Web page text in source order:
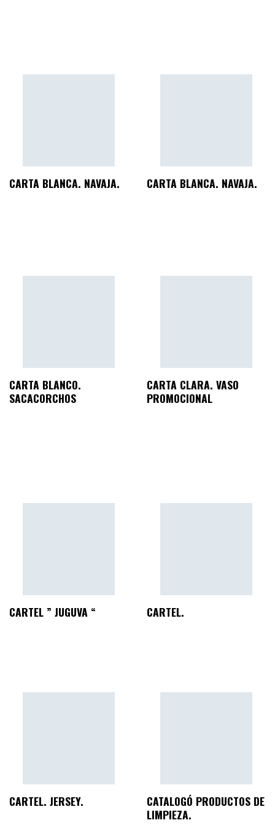
CARTA BLANCA. NAVAJA. CARTA BLANCA. NAVAJA.
CARTA BLANCO.
SACACORCHOS
CARTA CLARA. VASO
PROMOCIONAL
CARTEL ” JUGUVA “ CARTEL.
CARTEL. JERSEY.
CATALOGÓ PRODUCTOS DE
LIMPIEZA.